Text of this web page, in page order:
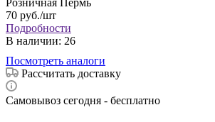
70 руб./шт
Подробности
В наличии: 26
Посмотреть аналоги
Рассчитать доставку
Самовывоз сегодня - бесплатно